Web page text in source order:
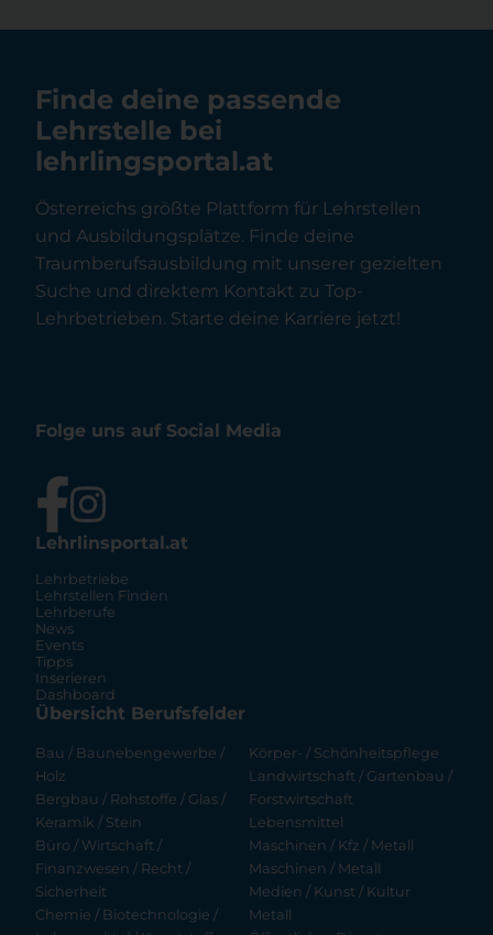
Finde deine passende
Lehrstelle bei
lehrlingsportal.at
Österreichs größte Plattform für Lehrstellen
und Ausbildungsplätze. Finde deine
Traumberufsausbildung mit unserer gezielten
Suche und direktem Kontakt zu Top-
Lehrbetrieben. Starte deine Karriere jetzt!
Folge uns auf Social Media
Lehrlinsportal.at
Lehrbetriebe
Lehrstellen Finden
Lehrberufe
News
Events
Tipps
Inserieren
Dashboard
Übersicht Berufsfelder
Bau / Baunebengewerbe /
Holz
Bergbau / Rohstoffe / Glas /
Keramik / Stein
Büro / Wirtschaft /
Finanzwesen / Recht /
Sicherheit
Chemie / Biotechnologie /
Körper- / Schönheitspflege
Landwirtschaft / Gartenbau /
Forstwirtschaft
Lebensmittel
Maschinen / Kfz / Metall
Maschinen / Metall
Medien / Kunst / Kultur
Metall